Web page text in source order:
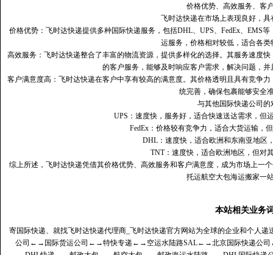
价格优势、高效服务、客
飞时达快递在市场上表现良好，
价格优势：飞时达快递提供多种国际快递服务，包括DHL、UPS、FedEx、EMS
运服务，价格相对较低，适合各
高效服务：飞时达快递整合了丰富的物流资源，提供多样化的选择。其服务速度
的客户服务，能够及时响应客户需求，解决问题，
客户满意度高‌：飞时达快递在客户中享有较高的满意度。其价格透明且具有竞争
统完善，确保包裹能够安全
与其他国际快递公司的
UPS：速度快，服务好，适合快速送达需求，但
FedEx：价格较有竞争力，适合大货运输，
DHL：速度快，适合欧洲和东南亚地区
TNT：速度快，适合欧洲地区，但对
综上所述，飞时达快递凭借其价格优势、高效服务和客户满意度，成为市场上一
托运航空大包海运搬家一
本站相关业务
寄国际快递、就找飞时达快递代理商_飞时达快递官方网站为全球的企业和个人递
公司 ←→ 国际货运公司 ←→特快专递 ←→ 空运水陆路SAL←→北京国际快递公司